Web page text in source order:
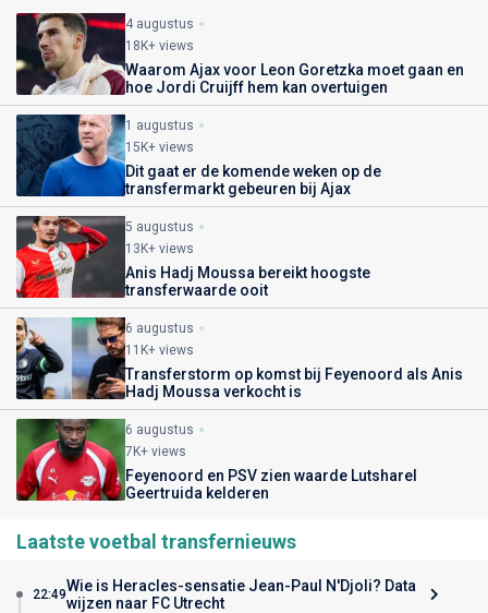
4 augustus
18K+ views
Waarom Ajax voor Leon Goretzka moet gaan en
hoe Jordi Cruijff hem kan overtuigen
1 augustus
15K+ views
Dit gaat er de komende weken op de
transfermarkt gebeuren bij Ajax
5 augustus
13K+ views
Anis Hadj Moussa bereikt hoogste
transferwaarde ooit
6 augustus
11K+ views
Transferstorm op komst bij Feyenoord als Anis
Hadj Moussa verkocht is
6 augustus
7K+ views
Feyenoord en PSV zien waarde Lutsharel
Geertruida kelderen
Laatste voetbal transfernieuws
22:49Wie is Heracles-sensatie Jean-Paul N'Djoli? Data
wijzen naar FC Utrecht